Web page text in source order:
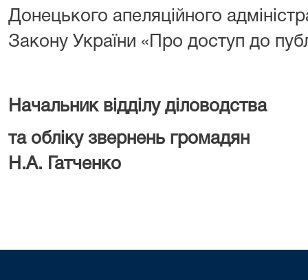
Донецького апеляційного
Закону України «Про доступ до
Начальник відділу діловодства
та обліку
Н.А. Гатченко